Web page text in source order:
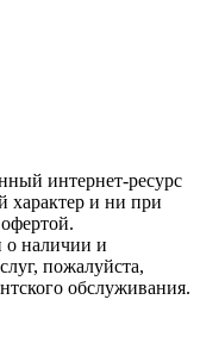
интернет-ресурс
характер и ни при
о наличии и
пожалуйста,
обслуживания.